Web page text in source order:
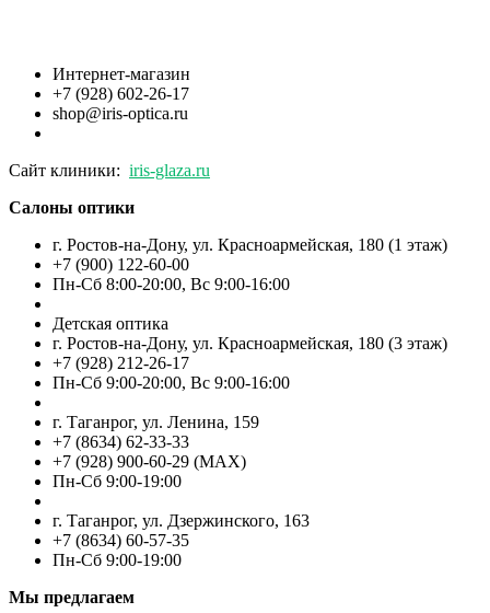
Интернет-магазин
+7 (928) 602-26-17
shop@iris-optica.ru
Сайт клиники: iris-glaza.ru
Салоны оптики
г. Ростов-на-Дону, ул. Красноармейская, 180 (1 этаж)
+7 (900) 122-60-00
Пн-Cб 8:00-20:00, Вс 9:00-16:00
Детская оптика
г. Ростов-на-Дону, ул. Красноармейская, 180 (3 этаж)
+7 (928) 212-26-17
Пн-Cб 9:00-20:00, Вс 9:00-16:00
г. Таганрог, ул. Ленина, 159
+7 (8634) 62-33-33
+7 (928) 900-60-29 (MAX)
Пн-Cб 9:00-19:00
г. Таганрог, ул. Дзержинского, 163
+7 (8634) 60-57-35
Пн-Сб 9:00-19:00
Мы предлагаем